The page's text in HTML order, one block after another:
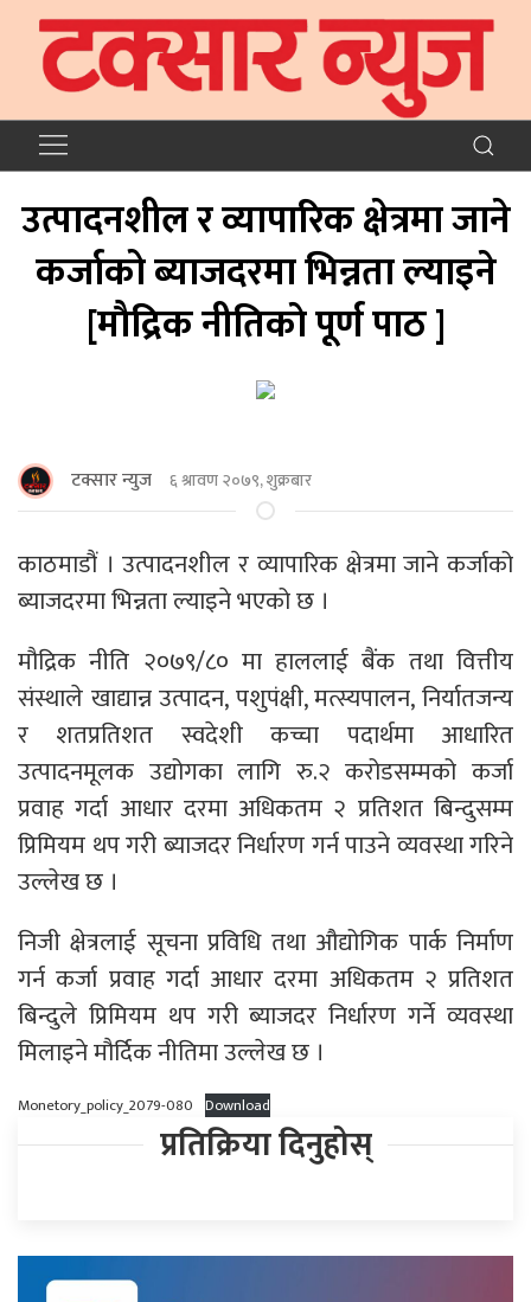
उत्पादनशील र व्यापारिक क्षेत्रमा जाने
कर्जाको ब्याजदरमा भिन्नता ल्याइने
[माैद्रिक नीतिकाे पूर्ण पाठ ]
टक्सार न्युज ६ श्रावण २०७९, शुक्रबार
काठमाडौं । उत्पादनशील र व्यापारिक क्षेत्रमा जाने कर्जाको
ब्याजदरमा भिन्नता ल्याइने भएको छ ।
मौद्रिक नीति २०७९/८० मा हाललाई बैंक तथा वित्तीय
संस्थाले खाद्यान्न उत्पादन, पशुपंक्षी, मत्स्यपालन, निर्यातजन्य
र शतप्रतिशत स्वदेशी कच्चा पदार्थमा आधारित
उत्पादनमूलक उद्योगका लागि रु.२ करोडसम्मको कर्जा
प्रवाह गर्दा आधार दरमा अधिकतम २ प्रतिशत बिन्दुसम्म
प्रिमियम थप गरी ब्याजदर निर्धारण गर्न पाउने व्यवस्था गरिने
उल्लेख छ ।
निजी क्षेत्रलाई सूचना प्रविधि तथा औद्योगिक पार्क निर्माण
गर्न कर्जा प्रवाह गर्दा आधार दरमा अधिकतम २ प्रतिशत
बिन्दुले प्रिमियम थप गरी ब्याजदर निर्धारण गर्ने व्यवस्था
मिलाइने मौर्दिक नीतिमा उल्लेख छ ।
Monetory_policy_2079-080 Download
प्रतिक्रिया दिनुहोस्